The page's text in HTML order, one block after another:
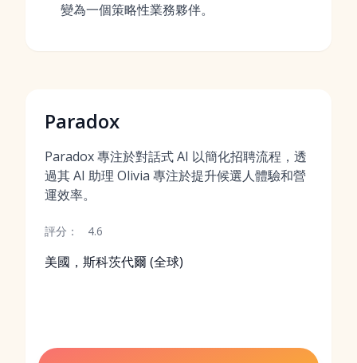
變為一個策略性業務夥伴。
Paradox
Paradox 專注於對話式 AI 以簡化招聘流程，透
過其 AI 助理 Olivia 專注於提升候選人體驗和營
運效率。
評分： 4.6
美國，斯科茨代爾 (全球)